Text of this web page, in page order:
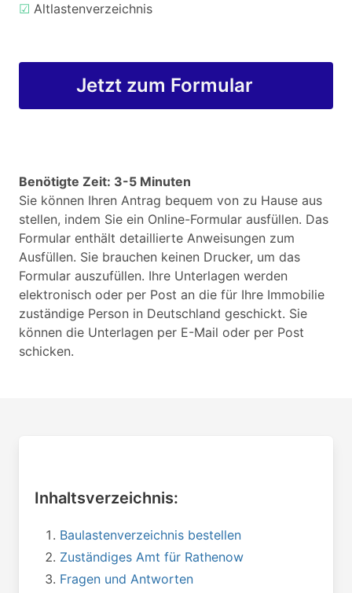
☑ Altlastenverzeichnis
Jetzt zum Formular
Benötigte Zeit: 3-5 Minuten
Sie können Ihren Antrag bequem von zu Hause aus
stellen, indem Sie ein Online-Formular ausfüllen. Das
Formular enthält detaillierte Anweisungen zum
Ausfüllen. Sie brauchen keinen Drucker, um das
Formular auszufüllen. Ihre Unterlagen werden
elektronisch oder per Post an die für Ihre Immobilie
zuständige Person in Deutschland geschickt. Sie
können die Unterlagen per E-Mail oder per Post
schicken.
Inhaltsverzeichnis:
Baulastenverzeichnis bestellen
Zuständiges Amt für Rathenow
Fragen und Antworten